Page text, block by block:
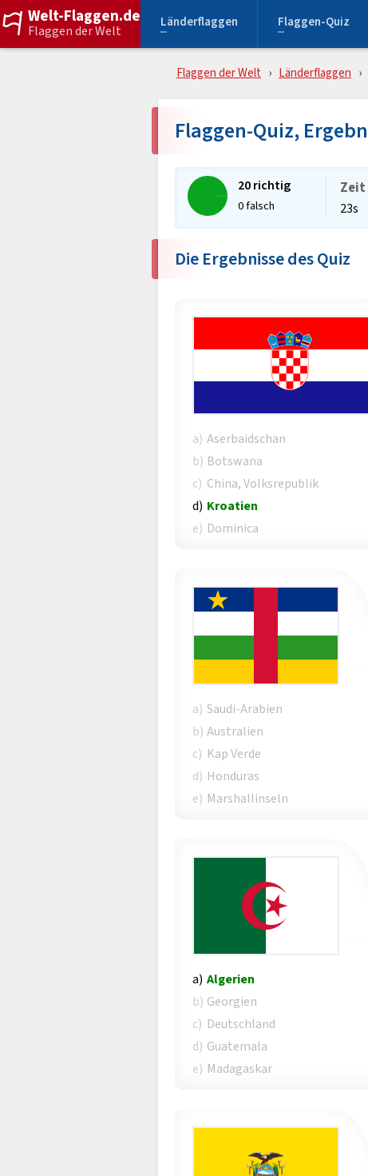
Welt-Flaggen.de
Flaggen der Welt
Länderflaggen Flaggen-Quiz
Flaggen der Welt Länderflaggen
Flaggen-Quiz,
20 richtig
0 falsch
Zeit
23s
Die Ergebnisse des Quiz
a) Aserbaidschan
b) Botswana
c) China, Volksrepublik
d) Kroatien
e) Dominica
a) Saudi-Arabien
b) Australien
c) Kap Verde
d) Honduras
e) Marshallinseln
a) Algerien
b) Georgien
c) Deutschland
d) Guatemala
e) Madagaskar